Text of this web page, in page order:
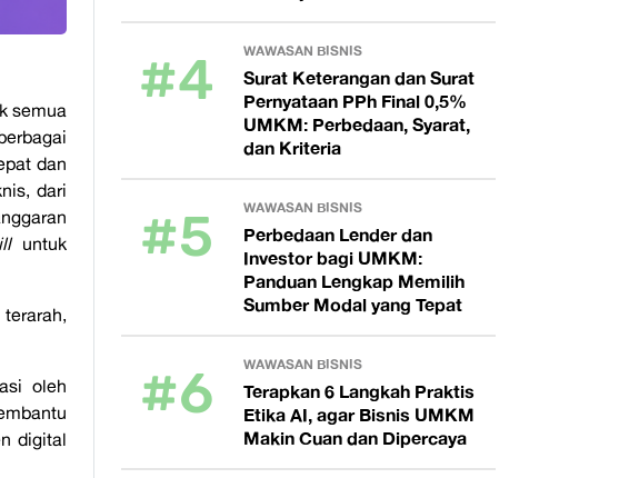
semua
dan
dari
untuk
oleh
digital
#4 WAWASAN BISNIS
Surat Keterangan dan Surat
Pernyataan PPh Final 0,5%
UMKM: Perbedaan, Syarat,
dan Kriteria
#5 WAWASAN BISNIS
Perbedaan Lender dan
Investor bagi UMKM:
Panduan Lengkap Memilih
Sumber Modal yang Tepat
#6 WAWASAN BISNIS
Terapkan 6 Langkah Praktis
Etika AI, agar Bisnis UMKM
Makin Cuan dan Dipercaya